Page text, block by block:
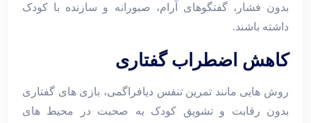
بدون فشار، گفتگوهای آرام، صبورانه و سازنده با کودک
داشته باشند.
کاهش اضطراب گفتاری
روش ‌هایی مانند تمرین تنفس دیافراگمی، بازی‌ های گفتاری
بدون رقابت و تشویق کودک به صحبت در محیط‌ های